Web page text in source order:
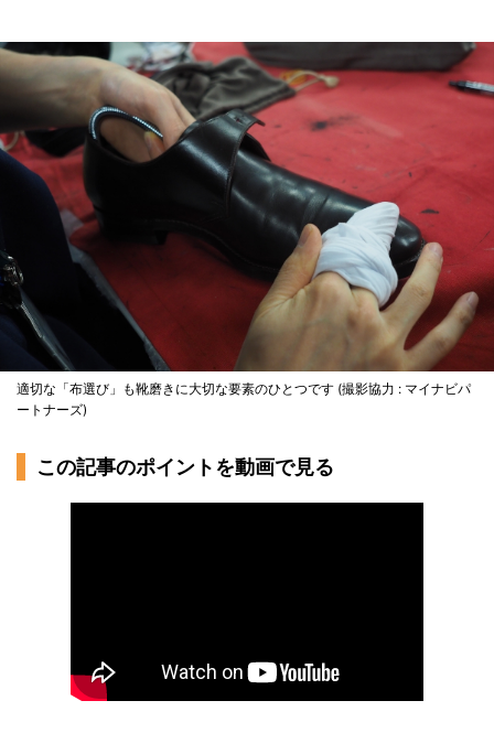
適切な「布選び」も靴磨きに大切な要素のひとつです (撮影協力 : マイナビパ
ートナーズ)
この記事のポイントを動画で見る